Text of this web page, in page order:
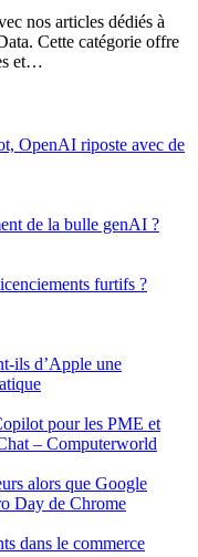
nos articles dédiés à
Cette catégorie offre
et…
OpenAI riposte avec de
de la bulle genAI ?
furtifs ?
ils d’Apple une
pour les PME et
– Computerworld
alors que Google
Day de Chrome
dans le commerce